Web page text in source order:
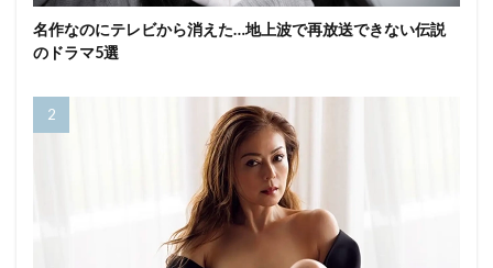
名作なのにテレビから消えた…地上波で再放送できない伝説
のドラマ5選